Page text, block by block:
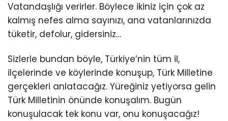
Vatandaşlığı verirler. Böylece ikiniz için çok az
kalmış nefes alma sayınızı, ana vatanlarınızda
tüketir, defolur, gidersiniz…
Sizlerle bundan böyle, Türkiye’nin tüm il,
ilçelerinde ve köylerinde konuşup, Türk Milletine
gerçekleri anlatacağız. Yüreğiniz yetiyorsa gelin
Türk Milletinin önünde konuşalım. Bugün
konuşulacak tek konu var, onu konuşacağız!